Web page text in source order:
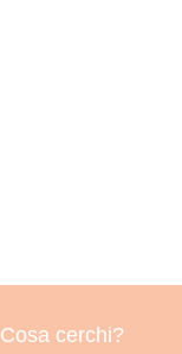
Cosa cerchi?